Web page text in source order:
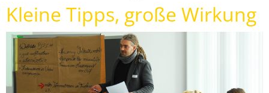
Kleine Tipps, große Wirkung